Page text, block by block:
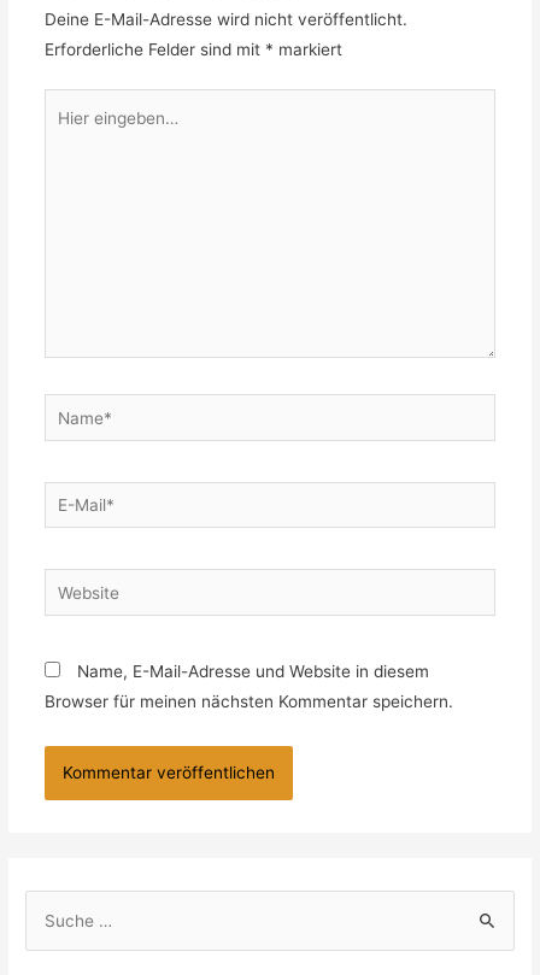
Deine E-Mail-Adresse wird nicht veröffentlicht.
Erforderliche Felder sind mit * markiert
Name, E-Mail-Adresse und Website in diesem
Browser für meinen nächsten Kommentar speichern.